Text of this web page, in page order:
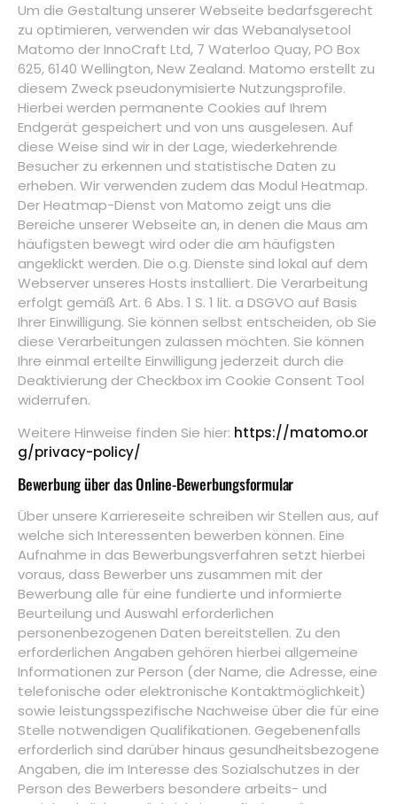
Um die Gestaltung unserer Webseite bedarfsgerecht
zu optimieren, verwenden wir das Webanalysetool
Matomo der InnoCraft Ltd, 7 Waterloo Quay, PO Box
625, 6140 Wellington, New Zealand. Matomo erstellt zu
diesem Zweck pseudonymisierte Nutzungsprofile.
Hierbei werden permanente Cookies auf Ihrem
Endgerät gespeichert und von uns ausgelesen. Auf
diese Weise sind wir in der Lage, wiederkehrende
Besucher zu erkennen und statistische Daten zu
erheben. Wir verwenden zudem das Modul Heatmap.
Der Heatmap-Dienst von Matomo zeigt uns die
Bereiche unserer Webseite an, in denen die Maus am
häufigsten bewegt wird oder die am häufigsten
angeklickt werden. Die o.g. Dienste sind lokal auf dem
Webserver unseres Hosts installiert. Die Verarbeitung
erfolgt gemäß Art. 6 Abs. 1 S. 1 lit. a DSGVO auf Basis
Ihrer Einwilligung. Sie können selbst entscheiden, ob Sie
diese Verarbeitungen zulassen möchten. Sie können
Ihre einmal erteilte Einwilligung jederzeit durch die
Deaktivierung der Checkbox im Cookie Consent Tool
widerrufen.
Weitere Hinweise finden Sie hier: https://matomo.or
g/privacy-policy/
Bewerbung über das Online-Bewerbungsformular
Über unsere Karriereseite schreiben wir Stellen aus, auf
welche sich Interessenten bewerben können. Eine
Aufnahme in das Bewerbungsverfahren setzt hierbei
voraus, dass Bewerber uns zusammen mit der
Bewerbung alle für eine fundierte und informierte
Beurteilung und Auswahl erforderlichen
personenbezogenen Daten bereitstellen. Zu den
erforderlichen Angaben gehören hierbei allgemeine
Informationen zur Person (der Name, die Adresse, eine
telefonische oder elektronische Kontaktmöglichkeit)
sowie leistungsspezifische Nachweise über die für eine
Stelle notwendigen Qualifikationen. Gegebenenfalls
erforderlich sind darüber hinaus gesundheitsbezogene
Angaben, die im Interesse des Sozialschutzes in der
Person des Bewerbers besondere arbeits- und